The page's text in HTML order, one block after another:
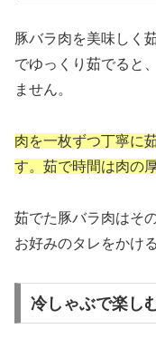
豚バラ肉を美味しく
でゆっくり茹でると
ません。
肉を一枚ずつ丁寧に
す。茹で時間は肉の
茹でた豚バラ肉はそ
お好みのタレをかけ
冷しゃぶで楽し